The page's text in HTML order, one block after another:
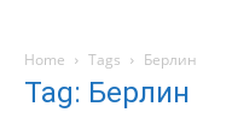
Home Tags Берлин
Tag: Берлин